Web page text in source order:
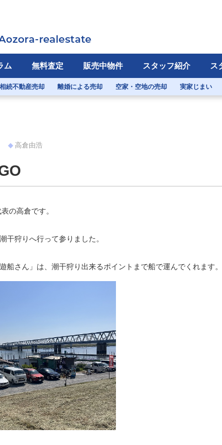
ム 無料査定 販売中物件 スタッフ紹介 ス
相続不動産売却 離婚による売却 空家・空地の売却 実家じまい
高倉由浩
の高倉です。
干狩りへ行って参りました。
船さん」は、潮干狩り出来るポイントまで船で運んでくれます。